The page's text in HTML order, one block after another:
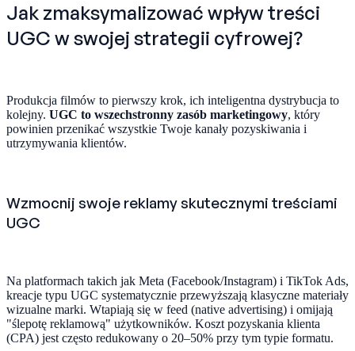
Jak zmaksymalizować wpływ treści
UGC w swojej strategii cyfrowej?
Produkcja filmów to pierwszy krok, ich inteligentna dystrybucja to
kolejny. UGC to wszechstronny zasób marketingowy, który
powinien przenikać wszystkie Twoje kanały pozyskiwania i
utrzymywania klientów.
Wzmocnij swoje reklamy skutecznymi treściami
UGC
Na platformach takich jak Meta (Facebook/Instagram) i TikTok Ads,
kreacje typu UGC systematycznie przewyższają klasyczne materiały
wizualne marki. Wtapiają się w feed (native advertising) i omijają
"ślepotę reklamową" użytkowników. Koszt pozyskania klienta
(CPA) jest często redukowany o 20–50% przy tym typie formatu.